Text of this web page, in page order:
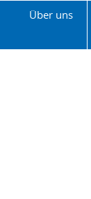
Über uns